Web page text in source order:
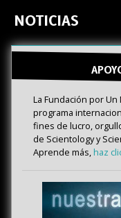
NOTICIAS
La Fundación por
programa
fines de lucro,
de Scientology y
Aprende más,haz